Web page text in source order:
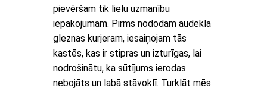
pievēršam tik lielu uzmanību
iepakojumam. Pirms nododam audekla
gleznas kurjeram, iesaiņojam tās
kastēs, kas ir stipras un izturīgas, lai
nodrošinātu, ka sūtījums ierodas
nebojāts un labā stāvoklī. Turklāt mēs